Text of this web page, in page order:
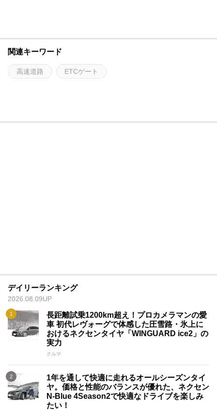
関連キーワード
高速道路 ETCゲート
デイリーランキング
2026.08.09UP
長距離試乗1200km超え！プロカメラマンの愛
車 初代レヴォーグで体感した圧雪路・氷上に
おけるネクセンタイヤ「WINGUARD ice2」の
実力
クルマ
1年を通して快適に走れるオールシーズンタイ
ヤ。価格と性能のバランスが優れた、ネクセン
N-Blue 4Season2で快適なドライブを楽しみ
たい！